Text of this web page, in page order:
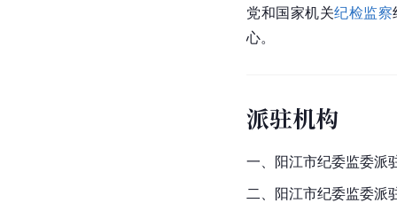
党和国家机关纪检监察
心。
派驻机构
一、阳江市纪委监委派
二、阳江市纪委监委派